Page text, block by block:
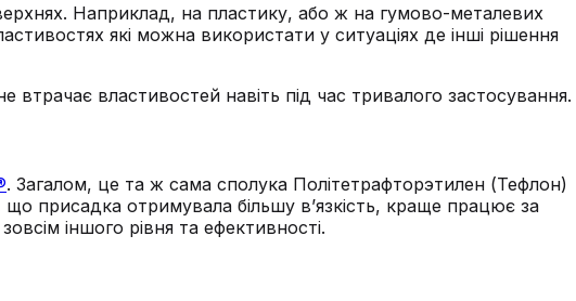
Наприклад, на пластику, або ж на гумово-металевих
які можна використати у ситуаціях де інші рішення
властивостей навіть під час тривалого застосування.
. Загалом, це та ж сама сполука Політетрафторэтилен (Тефлон)
присадка отримувала більшу в’язкість, краще працює за
іншого рівня та ефективності.